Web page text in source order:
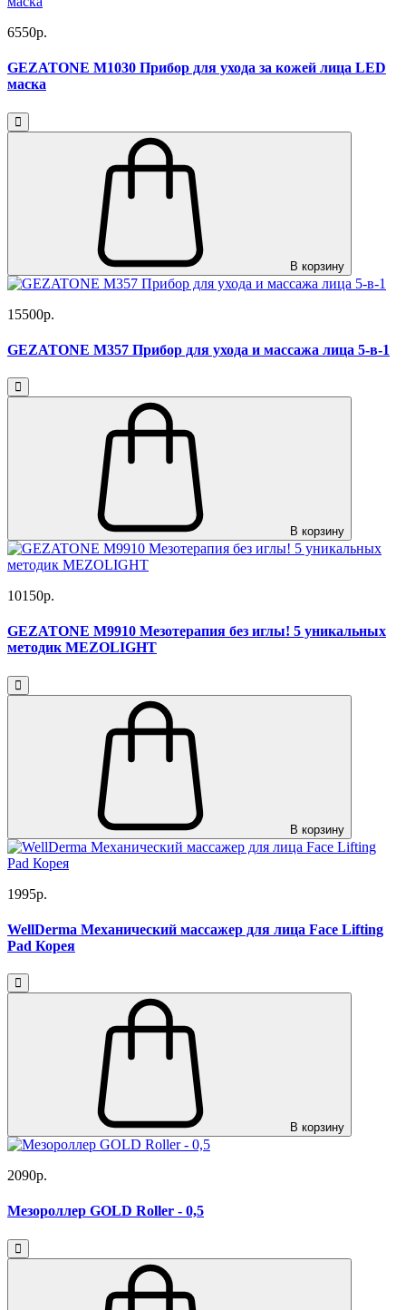
6550р.
GEZATONE M1030 Прибор для ухода за кожей лица LED
маска
В корзину
15500р.
GEZATONE M357 Прибор для ухода и массажа лица 5-в-1
В корзину
10150р.
GEZATONE M9910 Мезотерапия без иглы! 5 уникальных
методик MEZOLIGHT
В корзину
1995р.
WellDerma Механический массажер для лица Face Lifting
Pad Корея
В корзину
2090р.
Мезороллер GOLD Roller - 0,5